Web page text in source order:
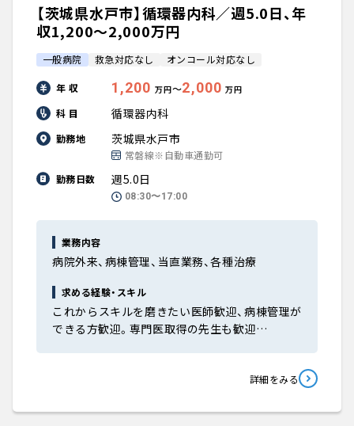
【茨城県水戸市】循環器内科／週5.0日、年
収1,200〜2,000万円
一般病院 救急対応なし オンコール対応なし
年 収 1,200 万円〜2,000 万円
科 目 循環器内科
勤務地 茨城県水戸市
常磐線※自動車通勤可
勤務日数
週5.0日
08:30〜17:00
業務内容
病院外来、病棟管理、当直業務、各種治療
求める経験・スキル
これからスキルを磨きたい医師歓迎、病棟管理が
できる方歓迎。専門医取得の先生も歓迎…
詳細をみる